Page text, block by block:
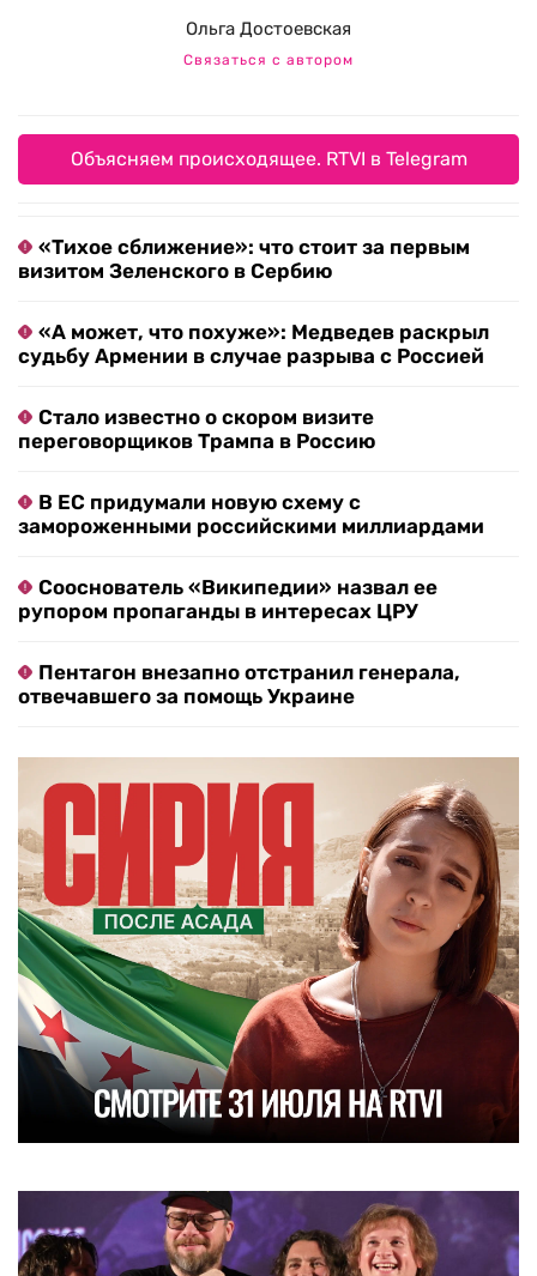
Ольга Достоевская
Связаться с автором
Объясняем происходящее. RTVI в Telegram
«Тихое сближение»: что стоит за первым
визитом Зеленского в Сербию
«А может, что похуже»: Медведев раскрыл
судьбу Армении в случае разрыва с Россией
Стало известно о скором визите
переговорщиков Трампа в Россию
В ЕС придумали новую схему с
замороженными российскими миллиардами
Сооснователь «Википедии» назвал ее
рупором пропаганды в интересах ЦРУ
Пентагон внезапно отстранил генерала,
отвечавшего за помощь Украине